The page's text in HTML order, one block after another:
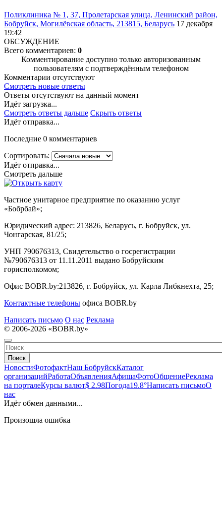
Поликлиника № 1, 37, Пролетарская улица, Ленинский район,
Бобруйск, Могилёвская область, 213815, Беларусь 17 декабря
19:42
ОБСУЖДЕНИЕ
Всего комментариев: 0
Комментирование доступно только авторизованным
пользователям с подтверждённым телефоном
Комментарии отсутствуют
Смотреть новые ответы
Ответы отсутствуют на данный момент
Идёт загрузка...
Смотреть ответы дальше Скрыть ответы
Идёт отправка...
Последние 0 комментариев
Сортировать:
Идёт отправка...
Смотреть дальше
Частное унитарное предприятие по оказанию услуг
«Бобрбай»;
Юридический адрес: 213826, Беларусь, г. Бобруйск, ул.
Чонгарская, 81/25;
УНП 790676313, Свидетельство о госрегистрации
№790676313 от 11.11.2011 выдано Бобруйским
горисполкомом;
Офис BOBR.by:213826, г. Бобруйск, ул. Карла Либкнехта, 25;
Контактные телефоны офиса BOBR.by
Написать письмо О нас Реклама
© 2006-2026 «BOBR.by»
Поиск
НовостиФотофактНаш БобруйскКаталог
организацийРаботаОбъявленияАфишаФотоОбщениеРеклама
на порталеКурсы валют$ 2.98Погода19.8°Написать письмоО
нас
Идёт обмен данными...
Произошла ошибка